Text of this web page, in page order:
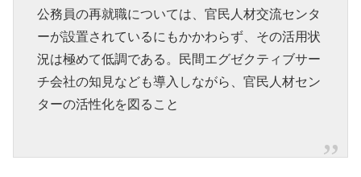
公務員の再就職については、官民人材交流センタ
ーが設置されているにもかかわらず、その活用状
況は極めて低調である。民間エグゼクティブサー
チ会社の知見なども導入しながら、官民人材セン
ターの活性化を図ること